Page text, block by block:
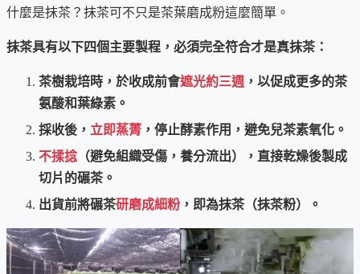
什麼是抹茶？抹茶可不只是茶葉磨成粉這麼簡單。
抹茶具有以下四個主要製程，必須完全符合才是真抹茶：
茶樹栽培時，於收成前會遮光約三週 ，以促成更多的茶
氨酸和葉綠素。
採收後， 立即蒸菁 ，停止酵素作用，避免兒茶素氧化。
不揉捻 （避免組織受傷，養分流出），直接乾燥後製成
切片的碾茶。
出貨前將碾茶研磨成細粉，即為抹茶（抹茶粉）。